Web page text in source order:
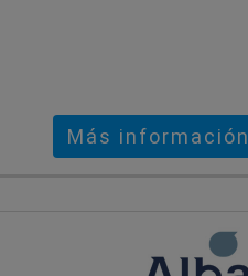
Más información